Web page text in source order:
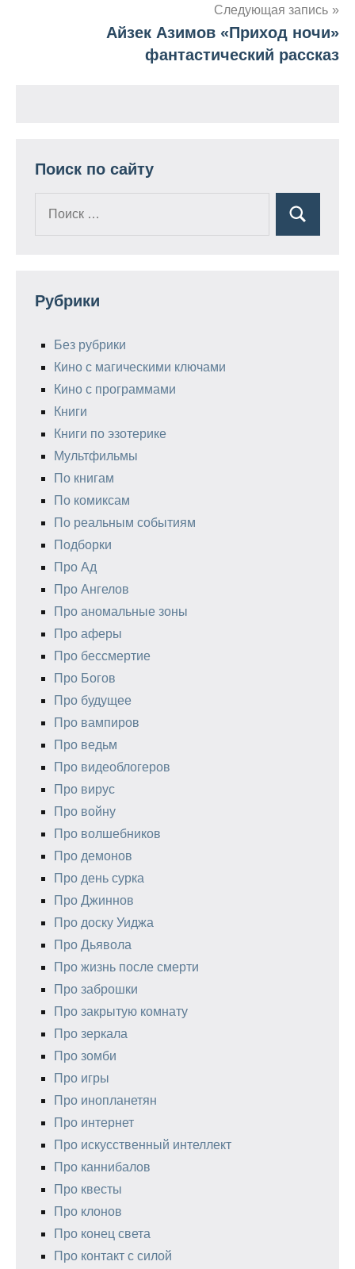
Следующая запись
Айзек Азимов «Приход ночи»
фантастический рассказ
Поиск по сайту
Поиск
Рубрики
Без рубрики
Кино с магическими ключами
Кино с программами
Книги
Книги по эзотерике
Мультфильмы
По книгам
По комиксам
По реальным событиям
Подборки
Про Ад
Про Ангелов
Про аномальные зоны
Про аферы
Про бессмертие
Про Богов
Про будущее
Про вампиров
Про ведьм
Про видеоблогеров
Про вирус
Про войну
Про волшебников
Про демонов
Про день сурка
Про Джиннов
Про доску Уиджа
Про Дьявола
Про жизнь после смерти
Про заброшки
Про закрытую комнату
Про зеркала
Про зомби
Про игры
Про инопланетян
Про интернет
Про искусственный интеллект
Про каннибалов
Про квесты
Про клонов
Про конец света
Про контакт с силой